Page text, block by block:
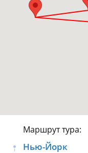
Маршрут тура:
Нью-Йорк